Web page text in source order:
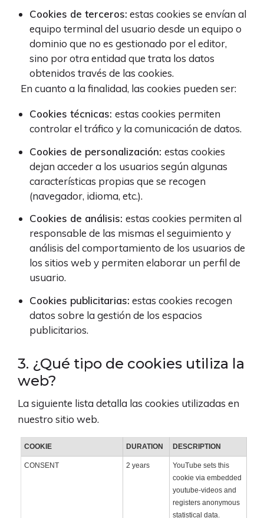
Cookies de terceros: estas cookies se envían al
equipo terminal del usuario desde un equipo o
dominio que no es gestionado por el editor,
sino por otra entidad que trata los datos
obtenidos través de las cookies.
En cuanto a la finalidad, las cookies pueden ser:
Cookies técnicas: estas cookies permiten
controlar el tráfico y la comunicación de datos.
Cookies de personalización: estas cookies
dejan acceder a los usuarios según algunas
características propias que se recogen
(navegador, idioma, etc.).
Cookies de análisis: estas cookies permiten al
responsable de las mismas el seguimiento y
análisis del comportamiento de los usuarios de
los sitios web y permiten elaborar un perfil de
usuario.
Cookies publicitarias: estas cookies recogen
datos sobre la gestión de los espacios
publicitarios.
3. ¿Qué tipo de cookies utiliza la
web?
La siguiente lista detalla las cookies utilizadas en
nuestro sitio web.
COOKIE DURATION DESCRIPTION
CONSENT 2 years
YouTube sets this
cookie via embedded
youtube-videos and
registers anonymous
statistical data.